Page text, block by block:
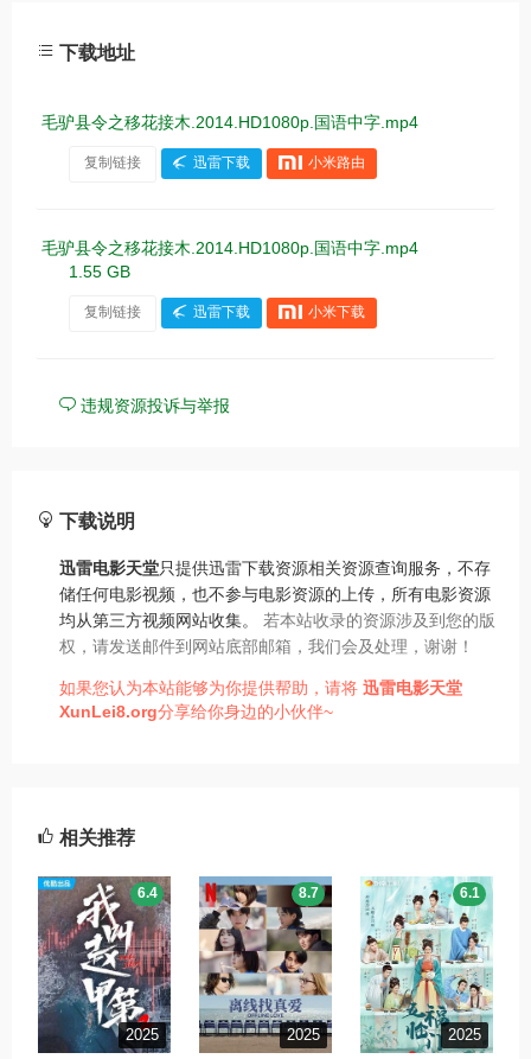
下载地址
毛驴县令之移花接木.2014.HD1080p.国语中字.mp4
复制链接 迅雷下载 小米路由
毛驴县令之移花接木.2014.HD1080p.国语中字.mp4
1.55 GB
复制链接 迅雷下载 小米下载
违规资源投诉与举报
下载说明
迅雷电影天堂只提供迅雷下载资源相关资源查询服务，不存
储任何电影视频，也不参与电影资源的上传，所有电影资源
均从第三方视频网站收集。 若本站收录的资源涉及到您的版
权，请发送邮件到网站底部邮箱，我们会及处理，谢谢！
如果您认为本站能够为你提供帮助，请将 迅雷电影天堂
XunLei8.org分享给你身边的小伙伴~
相关推荐
2025
6.4
2025
8.7
2025
6.1